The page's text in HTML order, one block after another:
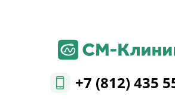
+7 (812) 435